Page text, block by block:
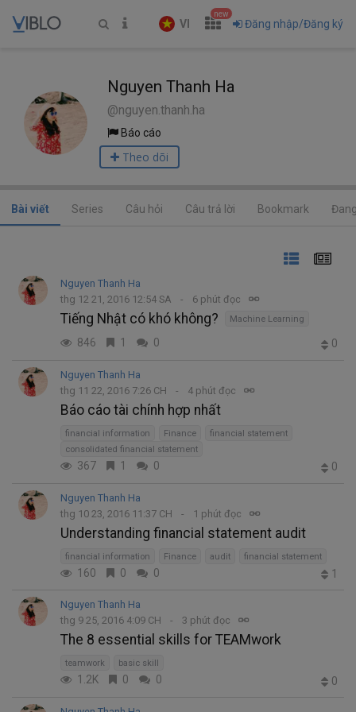
VI
new
Đăng nhập/Đăng ký
Nguyen Thanh Ha
@nguyen.thanh.ha
Báo cáo
Theo dõi
Bài viết Series Câu hỏi Câu trả lời Bookmark
Nguyen Thanh Ha
thg 12 21, 2016 12:54 SA
6 phút đọc
Tiếng Nhật có khó không? Machine Learning
846 1 0 0
Nguyen Thanh Ha
thg 11 22, 2016 7:26 CH
4 phút đọc
Báo cáo tài chính hợp nhất
financial information Finance
financial statement
consolidated financial statement
367 1 0 0
Nguyen Thanh Ha
thg 10 23, 2016 11:37 CH
1 phút đọc
Understanding financial statement audit
financial information Finance audit financial statement
160 0 0 1
Nguyen Thanh Ha
thg 9 25, 2016 4:09 CH
3 phút đọc
The 8 essential skills for TEAMwork
teamwork basic skill
1.2K 0 0 0